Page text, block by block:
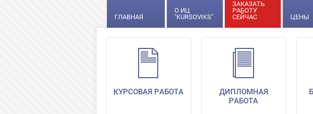
ГЛАВНАЯ
О ИЦ
"KURSOVIKS"
ЗАКАЗАТЬ
РАБОТУ
СЕЙЧАС
ЦЕНЫ
КУРСОВАЯ РАБОТА
ДИПЛОМНАЯ
РАБОТА